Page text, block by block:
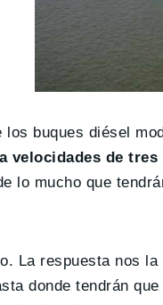
los buques diésel
velocidades de
lo mucho que
La respuesta nos
donde tendrán